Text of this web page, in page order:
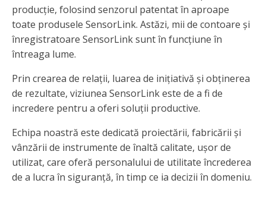
producție, folosind senzorul patentat în aproape
toate produsele SensorLink. Astăzi, mii de contoare și
înregistratoare SensorLink sunt în funcțiune în
întreaga lume.
Prin crearea de relații, luarea de inițiativă și obținerea
de rezultate, viziunea SensorLink este de a fi de
incredere pentru a oferi soluții productive.
Echipa noastră este dedicată proiectării, fabricării și
vânzării de instrumente de înaltă calitate, ușor de
utilizat, care oferă personalului de utilitate încrederea
de a lucra în siguranță, în timp ce ia decizii în domeniu.